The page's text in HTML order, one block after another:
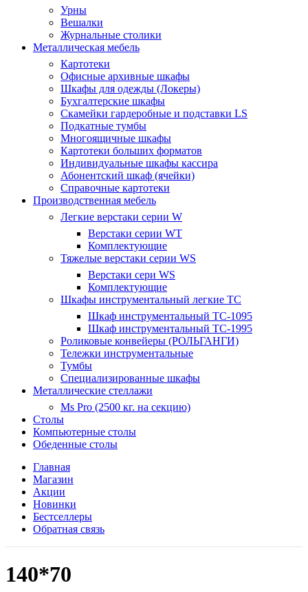
Урны
Вешалки
Журнальные столики
Металлическая мебель
Картотеки
Офисные архивные шкафы
Шкафы для одежды (Локеры)
Бухгалтерские шкафы
Скамейки гардеробные и подставки LS
Подкатные тумбы
Многоящичные шкафы
Картотеки больших форматов
Индивидуальные шкафы кассира
Абонентский шкаф (ячейки)
Справочные картотеки
Производственная мебель
Легкие верстаки серии W
Верстаки серии WT
Комплектующие
Тяжелые верстаки серии WS
Верстаки сери WS
Комплектующие
Шкафы инструментальный легкие ТС
Шкаф инструментальный TC-1095
Шкаф инструментальный TC-1995
Роликовые конвейеры (РОЛЬГАНГИ)
Тележки инструментальные
Тумбы
Специализированные шкафы
Металлические стеллажи
Ms Pro (2500 кг. на секцию)
Столы
Компьютерные столы
Обеденные столы
Главная
Магазин
Акции
Новинки
Бестселлеры
Обратная связь
140*70